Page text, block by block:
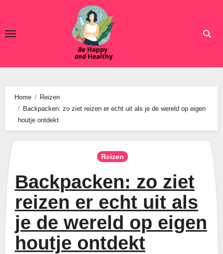
de
Home
Reizen
Backpacken: zo ziet reizen er echt uit als je de wereld op eigen
houtje ontdekt
Reizen
Backpacken: zo ziet
reizen er echt uit als
je de wereld op eigen
houtje ontdekt